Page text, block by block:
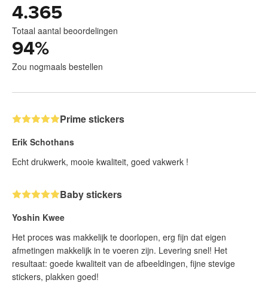
4.365
Totaal aantal beoordelingen
94%
Zou nogmaals bestellen
Prime stickers
Erik Schothans
Echt drukwerk, mooie kwaliteit, goed vakwerk !
Baby stickers
Yoshin Kwee
Het proces was makkelijk te doorlopen, erg fijn dat eigen
afmetingen makkelijk in te voeren zijn. Levering snel! Het
resultaat: goede kwaliteit van de afbeeldingen, fijne stevige
stickers, plakken goed!